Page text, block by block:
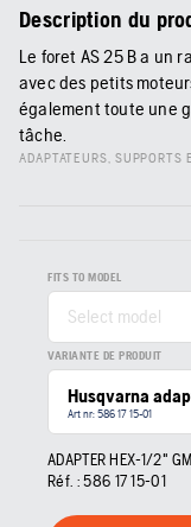
Description du
Le foret AS 25 B a un
avec des petits
également toute une
tâche.
ADAPTATEURS, SUPPORTS
FITS TO MODEL
Select model
VARIANTE DE PRODUIT
Husqvarna
Art nr: 586 17 15‑01
ADAPTER HEX-1/2" GM
Réf. : 586 17 15‑01